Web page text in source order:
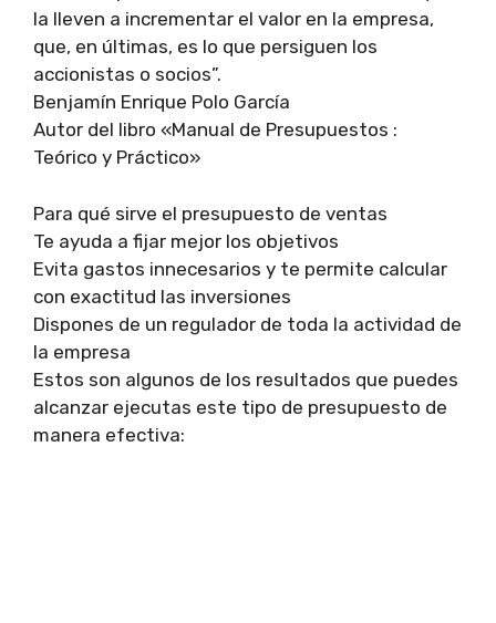
la lleven a incrementar el valor en la empresa,
que, en últimas, es lo que persiguen los
accionistas o socios”.
Benjamín Enrique Polo García
Autor del libro «Manual de Presupuestos :
Teórico y Práctico»
Para qué sirve el presupuesto de ventas
Te ayuda a fijar mejor los objetivos
Evita gastos innecesarios y te permite calcular
con exactitud las inversiones
Dispones de un regulador de toda la actividad de
la empresa
Estos son algunos de los resultados que puedes
alcanzar ejecutas este tipo de presupuesto de
manera efectiva: